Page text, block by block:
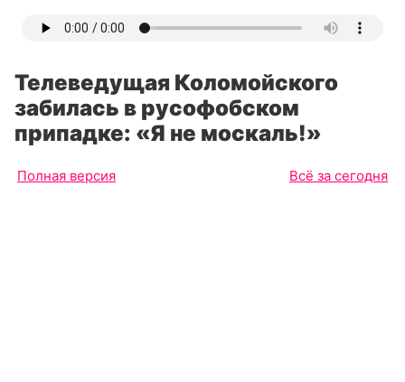
Телеведущая Коломойского
забилась в русофобском
припадке: «Я не москаль!»
Полная версия Всё за сегодня